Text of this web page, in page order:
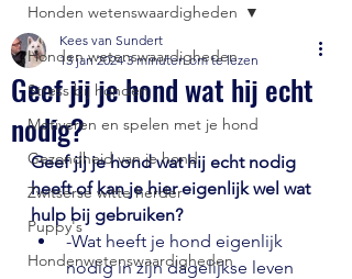
Honden wetenswaardigheden
Stress bij honden
Motiveren en spelen met je hond
Gezondheid van je hond
Zwitserse witte herder
Puppy's
Hondenwetenswaardigheden
Honden wetenswaardigheden
Geef jij je hond wat hij echt
nodig?
Kees van Sundert
13 jan 2024 3 minuten om te lezen
Geef jij je hond wat hij echt nodig
heeft of kan je hier eigenlijk wel wat
hulp bij gebruiken?
-Wat heeft je hond eigenlijk
nodig in zijn dagelijkse leven